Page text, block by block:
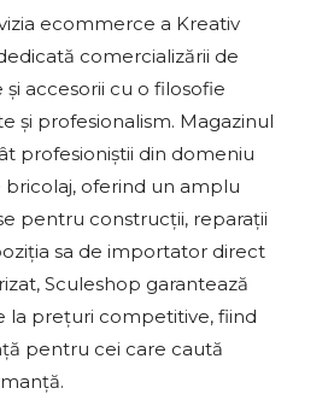
ecommerce a Kreativ
comercializării de
accesorii cu o filosofie
și profesionalism. Magazinul
profesioniștii din domeniu
bricolaj, oferind un amplu
pentru construcții, reparații
sa de importator direct
Sculeshop garantează
la prețuri competitive, fiind
pentru cei care caută